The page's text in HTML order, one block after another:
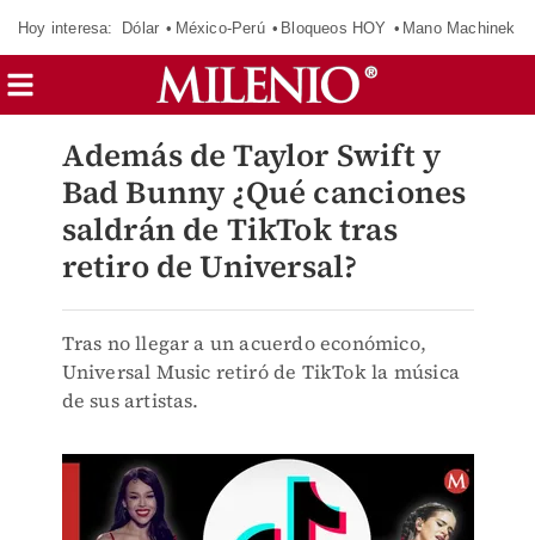
Hoy interesa: Dólar México-Perú Bloqueos HOY Mano Machinek
Además de Taylor Swift y
Bad Bunny ¿Qué canciones
saldrán de TikTok tras
retiro de Universal?
Tras no llegar a un acuerdo económico,
Universal Music retiró de TikTok la música
de sus artistas.